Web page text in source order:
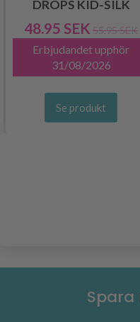
DROPS KID-SILK
48.95 SEK 55.95 SEK
Erbjudandet upphör
31/08/2026
Se produkt
Spara